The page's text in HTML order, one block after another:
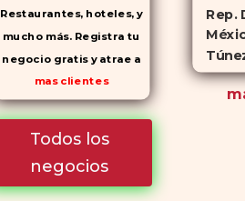
Restaurantes, hoteles, y
mucho más. Registra tu
negocio gratis y atrae a
mas clientes
Todos los
negocios
Rep.